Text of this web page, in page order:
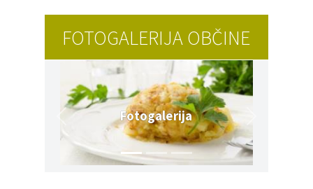
FOTOGALERIJA OBČINE
Fotogalerija